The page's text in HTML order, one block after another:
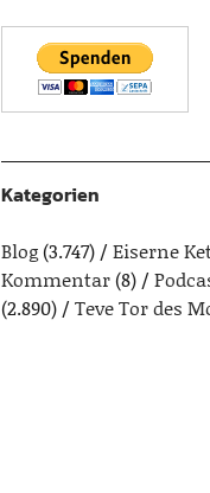
Kategorien
Blog(3.747) Eiserne
Kommentar(8)
(2.890)
Teve Tor des